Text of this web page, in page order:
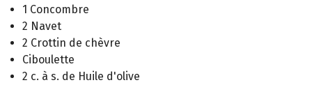
1 Concombre
2 Navet
2 Crottin de chèvre
Ciboulette
2 c. à s. de Huile d'olive